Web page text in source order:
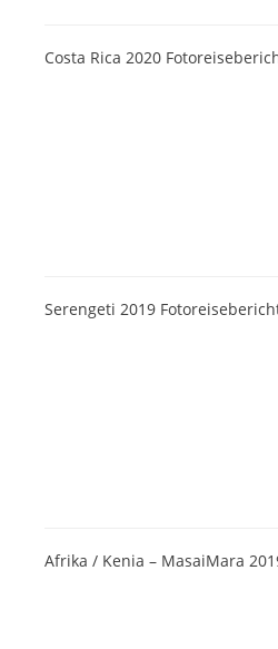
Costa Rica 2020
Serengeti 2019
Afrika / Kenia – MasaiMara